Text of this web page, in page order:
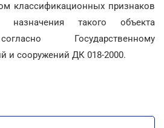
классификационных признаков
назначения такого объекта
Государственному
и сооружений ДК 018-2000.